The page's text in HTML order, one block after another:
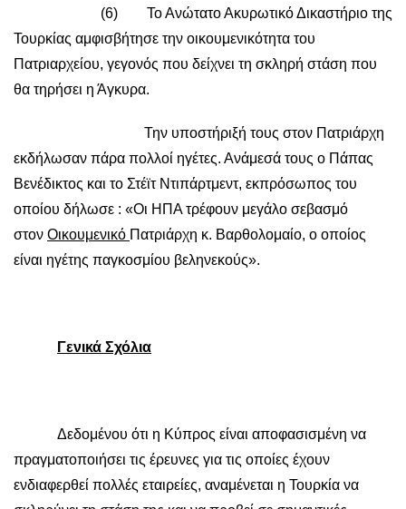
(6) Το Ανώτατο Ακυρωτικό Δικαστήριο της
Τουρκίας αμφισβήτησε την οικουμενικότητα του
Πατριαρχείου, γεγονός που δείχνει τη σκληρή στάση που
θα τηρήσει η Άγκυρα.
Την υποστήριξή τους στον Πατριάρχη
εκδήλωσαν πάρα πολλοί ηγέτες. Ανάμεσά τους ο Πάπας
Βενέδικτος και το Στέϊτ Ντιπάρτμεντ, εκπρόσωπος του
οποίου δήλωσε : «Οι ΗΠΑ τρέφουν μεγάλο σεβασμό
στον Οικουμενικό Πατριάρχη κ. Βαρθολομαίο, ο οποίος
είναι ηγέτης παγκοσμίου βεληνεκούς».
Γενικά Σχόλια
Δεδομένου ότι η Κύπρος είναι αποφασισμένη να
πραγματοποιήσει τις έρευνες για τις οποίες έχουν
ενδιαφερθεί πολλές εταιρείες, αναμένεται η Τουρκία να